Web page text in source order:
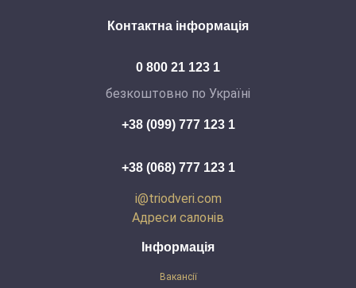
Інформація
Вакансії
Контактна інформація
0 800 21 123 1
безкоштовно по Україні
+38 (099) 777 123 1
+38 (068) 777 123 1
i@triodveri.com
Адреси салонів